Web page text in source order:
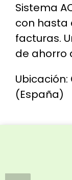
Sistema
con hasta
facturas.
de ahorro
(España)